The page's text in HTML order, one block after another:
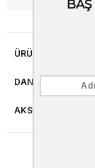
ÜRÜN ÖZELLIKLERI
DANIŞMA HATTI
AKSESUAR